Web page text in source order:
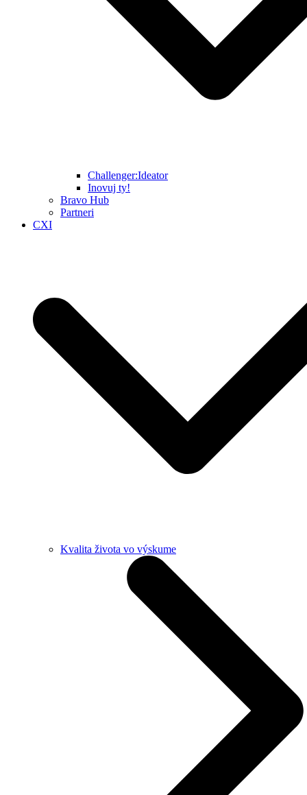
Challenger:Ideator
Inovuj ty!
Bravo Hub
Partneri
CXI
Kvalita života vo výskume